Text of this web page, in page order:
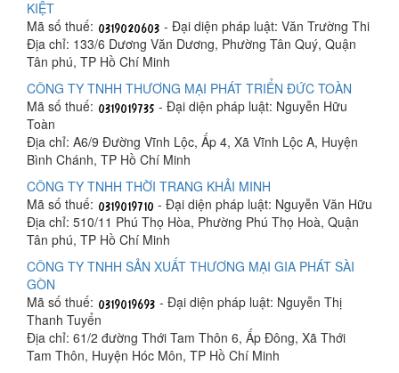
KIỆT
Mã số thuế:
- Đại diện pháp luật: Văn Trường Thi
Địa chỉ: 133/6 Dương Văn Dương, Phường Tân Quý, Quận
Tân phú, TP Hồ Chí Minh
CÔNG TY TNHH THƯƠNG MẠI PHÁT TRIỂN ĐỨC TOÀN
Mã số thuế:
- Đại diện pháp luật: Nguyễn Hữu
Toàn
Địa chỉ: A6/9 Đường Vĩnh Lộc, Ấp 4, Xã Vĩnh Lộc A, Huyện
Bình Chánh, TP Hồ Chí Minh
CÔNG TY TNHH THỜI TRANG KHẢI MINH
Mã số thuế:
- Đại diện pháp luật: Nguyễn Văn Hữu
Địa chỉ: 510/11 Phú Thọ Hòa, Phường Phú Thọ Hoà, Quận
Tân phú, TP Hồ Chí Minh
CÔNG TY TNHH SẢN XUẤT THƯƠNG MẠI GIA PHÁT SÀI
GÒN
Mã số thuế:
- Đại diện pháp luật: Nguyễn Thị
Thanh Tuyển
Địa chỉ: 61/2 đường Thới Tam Thôn 6, Ấp Đông, Xã Thới
Tam Thôn, Huyện Hóc Môn, TP Hồ Chí Minh